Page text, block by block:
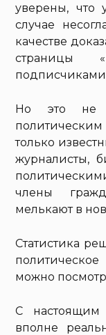
уверены,
случае
качестве
страницы
подписчиками
Но это не
только
журналисты,
члены
мелькают в
Статистика
можно
С настоящим
вполне